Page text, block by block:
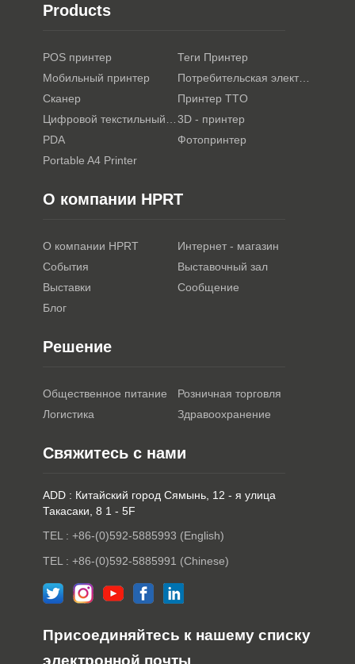
Products
POS принтер
Теги Принтер
Мобильный принтер
Сканер
Принтер TTO
3D - принтер
PDA
Фотопринтер
Portable A4 Printer
О компании HPRT
О компании HPRT
Интернет - магазин
События
Выставочный зал
Выставки
Сообщение
Блог
Решение
Общественное питание
Розничная торговля
Логистика
Здравоохранение
Свяжитесь с нами
ADD : Китайский город Сямынь, 12 - я улица
Такасаки, 8 1 - 5F
TEL : +86-(0)592-5885993 (English)
TEL : +86-(0)592-5885991 (Chinese)
Присоединяйтесь к нашему списку
электронной почты